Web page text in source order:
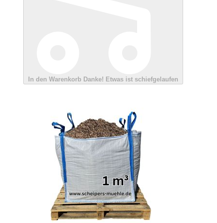
In den Warenkorb Danke! Etwas ist schiefgelaufen